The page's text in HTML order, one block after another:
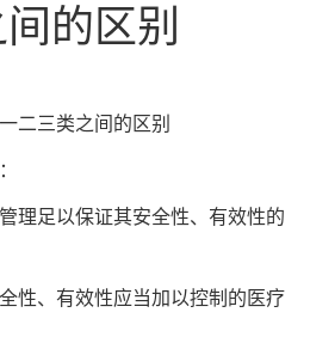
的区别
二三类之间的区别
理足以保证其安全性、有效性的
性、有效性应当加以控制的医疗